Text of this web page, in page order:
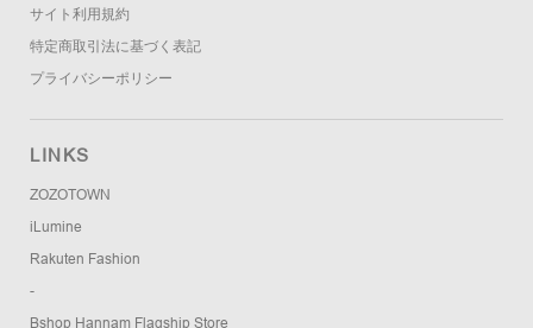
サイト利用規約
特定商取引法に基づく表記
プライバシーポリシー
LINKS
ZOZOTOWN
iLumine
Rakuten Fashion
-
Bshop Hannam Flagship Store